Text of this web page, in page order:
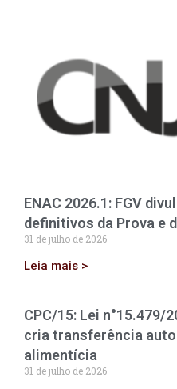
ENAC 2026.1: FGV
definitivos da Prova e
31 de julho de 2026
Leia mais >
CPC/15: Lei n°15.479/
cria transferência
alimentícia
31 de julho de 2026